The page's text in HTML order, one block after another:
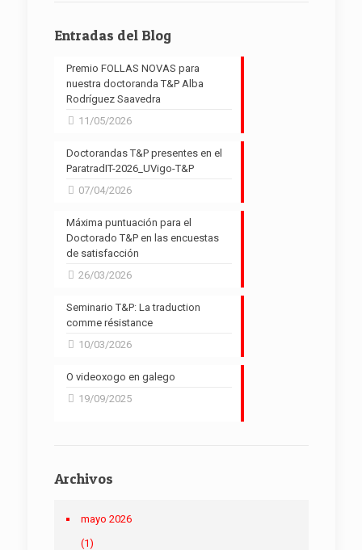
Entradas del Blog
Premio FOLLAS NOVAS para
nuestra doctoranda T&P Alba
Rodríguez Saavedra
11/05/2026
Doctorandas T&P presentes en el
ParatradIT-2026_UVigo-T&P
07/04/2026
Máxima puntuación para el
Doctorado T&P en las encuestas
de satisfacción
26/03/2026
Seminario T&P: La traduction
comme résistance
10/03/2026
O videoxogo en galego
19/09/2025
Archivos
mayo 2026
(1)